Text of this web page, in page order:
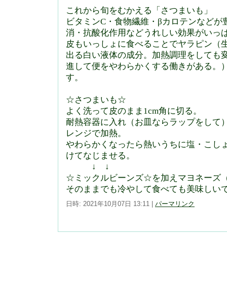
これから旬をむかえる「さつまいも」
ビタミンC・食物繊維・βカロテンなど
消・抗酸化作用などうれしい効果がいっ
皮もいっしょに食べることでヤラピン（
出る白い液体の成分。加熱調理をしても
進して便をやわらかくする働きがある。
す。
☆さつまいも☆
よく洗って皮のまま1cm角に切る。
耐熱容器に入れ（お皿ならラップをして
レンジで加熱。
やわらかくなったら熱いうちに塩・こし
けてなじませる。
↓ ↓
☆ミックルビーンズ☆を加えマヨネーズ
そのままでも冷やして食べても美味しい
日時: 2021年10月07日 13:11 パーマリンク